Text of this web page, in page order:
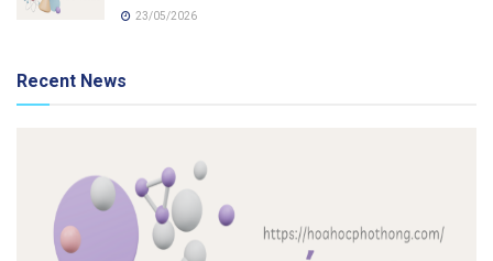
23/05/2026
Recent News